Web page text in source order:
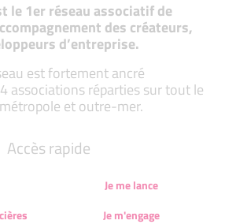
le 1er réseau associatif de
des créateurs,
d’entreprise.
est fortement ancré
associations réparties sur tout le
et outre-mer.
Accès rapide
Je me lance
Je m'engage